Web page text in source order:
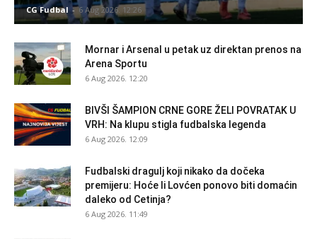
CG Fudbal - 6 Aug 2026. 12:26
Mornar i Arsenal u petak uz direktan prenos na
Arena Sportu
6 Aug 2026. 12:20
BIVŠI ŠAMPION CRNE GORE ŽELI POVRATAK U
VRH: Na klupu stigla fudbalska legenda
6 Aug 2026. 12:09
Fudbalski dragulj koji nikako da dočeka
premijeru: Hoće li Lovćen ponovo biti domaćin
daleko od Cetinja?
6 Aug 2026. 11:49